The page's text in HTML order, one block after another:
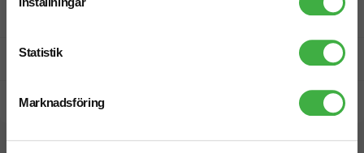
Statistik
Marknadsföring
Prisgaranti
Snabb leverans